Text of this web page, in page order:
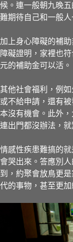
候。連一般朝九晚
難期待自己和一般人
加上身心障礙的補
障礙證明，家裡也
元的補助金可以活。
其他社會福利，例
或不給申請，還有
本沒有機會。此外
連出門都沒辦法，就
情感性疾患難搞的就
會哭出來。答應別
到，約聚會放鳥更
代的事物，甚至更